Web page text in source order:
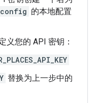
的本地配置
义您的 API 密钥：
替换为上一步中的